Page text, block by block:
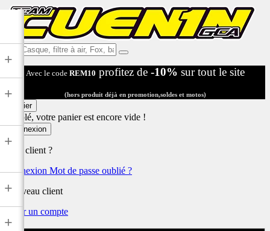
Ex:
Casque,
filtre
air,
Fox,
...
Avec le code REM10 profitez de -10% sur tout le site
(hors produit déjà en promotion,soldes et motos)
Panier
Désolé, votre panier est encore vide !
Connexion
Déjà client ?
Connexion Mot de passe oublié ?
Nouveau client
Créer un compte
+
+
+
+
+